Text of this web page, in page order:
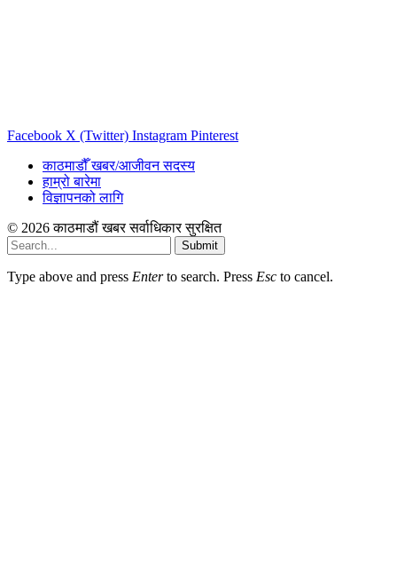
Facebook X (Twitter) Instagram Pinterest
काठमाडौँ खबर/आजीवन सदस्य
हाम्रो बारेमा
विज्ञापनको लागि
© 2026 काठमाडौं खबर सर्वाधिकार सुरक्षित
Submit
Type above and press Enterto search. Press Esc to cancel.